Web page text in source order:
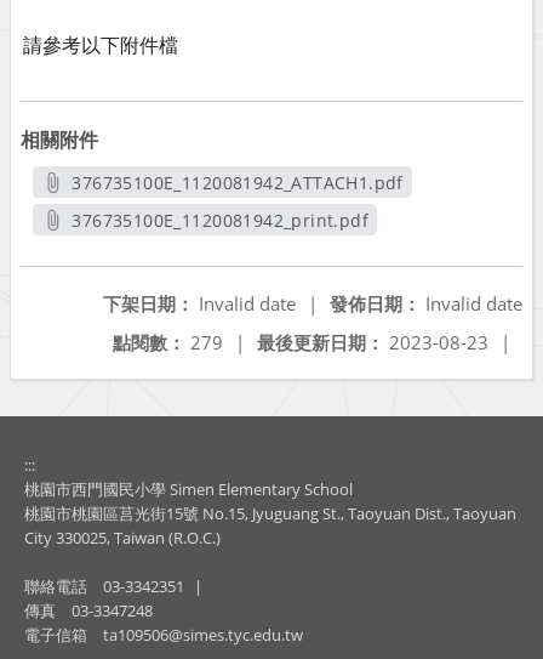
請參考以下附件檔
相關附件
376735100E_1120081942_ATTACH1.pdf
另開新視窗
376735100E_1120081942_print.pdf
發佈日期： Invalid date
下架日期： Invalid date
|
最後更新日期： 2023-08-23 |
點閱數： 279 |
:::
桃園市西門國民小學 Simen Elementary School
桃園市桃園區莒光街15號 No.15, Jyuguang St., Taoyuan Dist., Taoyuan
City 330025, Taiwan (R.O.C.)
聯絡電話 03-3342351
|
傳真
03-3347248
電子信箱
ta109506@simes.tyc.edu.tw